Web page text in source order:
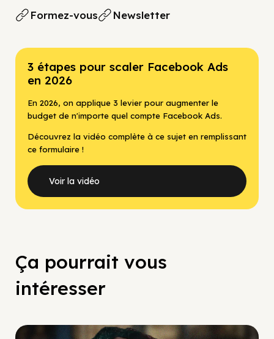
Formez-vous Newsletter
3 étapes pour scaler Facebook Ads
en 2026
En 2026, on applique 3 levier pour augmenter le
budget de n'importe quel compte Facebook Ads.
Découvrez la vidéo complète à ce sujet en remplissant
ce formulaire !
Voir la vidéo
Ça pourrait vous
intéresser